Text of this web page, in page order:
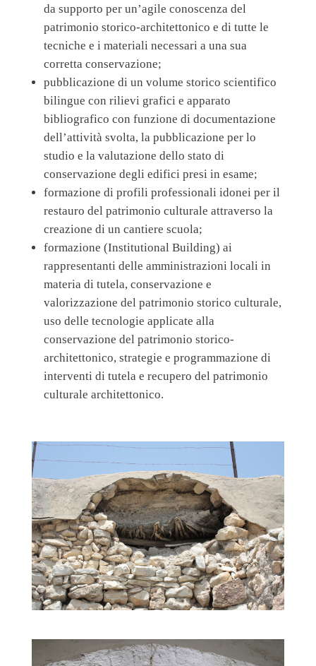
da supporto per un’agile conoscenza del
patrimonio storico-architettonico e di tutte le
tecniche e i materiali necessari a una sua
corretta conservazione;
pubblicazione di un volume storico scientifico
bilingue con rilievi grafici e apparato
bibliografico con funzione di documentazione
dell’attività svolta, la pubblicazione per lo
studio e la valutazione dello stato di
conservazione degli edifici presi in esame;
formazione di profili professionali idonei per il
restauro del patrimonio culturale attraverso la
creazione di un cantiere scuola;
formazione (Institutional Building) ai
rappresentanti delle amministrazioni locali in
materia di tutela, conservazione e
valorizzazione del patrimonio storico culturale,
uso delle tecnologie applicate alla
conservazione del patrimonio storico-
architettonico, strategie e programmazione di
interventi di tutela e recupero del patrimonio
culturale architettonico.